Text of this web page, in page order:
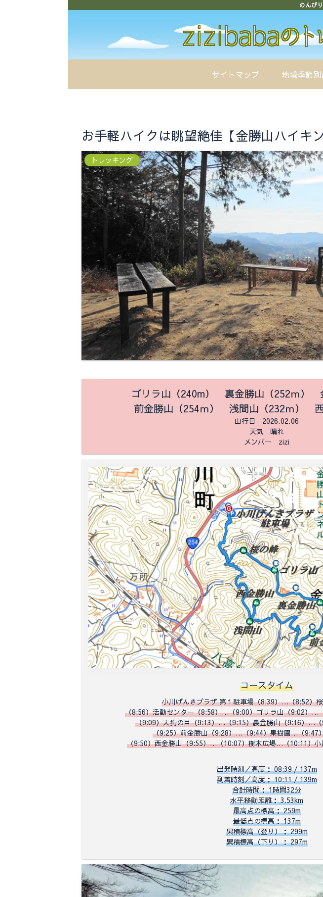
のんび
サイトマップ 地域季節
お手軽ハイクは眺望絶佳【金勝山ハイ
トレッキング
ゴリラ山（240m） 裏金勝山（252ｍ）
前金勝山（254ｍ） 浅間山（232ｍ） 西
山行日 2026.02.06
天気 晴れ
メンバー zizi
コースタイム
小川げんきプラザ 第１駐車場（8:39）…（8:52）
（8:56）活動センター（8:58）…（9:00）ゴリラ山（9:02）…
（9:09）天狗の目（9:13）…（9:15）裏金勝山（9:16）…（
（9:25）前金勝山（9:28）…（9:44）果樹園…（9:47
（9:50）西金勝山（9:55）…（10:07）樹木広場…（10:11）
出発時刻／高度： 08:39 / 137m
到着時刻／高度： 10:11 / 139m
合計時間： 1時間32分
水平移動距離： 3.53km
最高点の標高： 259m
最低点の標高： 137m
累積標高（登り）： 299m
累積標高（下り）： 297m